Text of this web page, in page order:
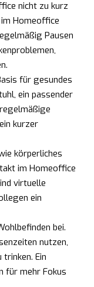
nicht zu kurz
Homeoffice
Pausen
für gesundes
ein passender
kurzer
körperliches
im Homeoffice
virtuelle
ein
bei.
nutzen,
Ein
für mehr Fokus